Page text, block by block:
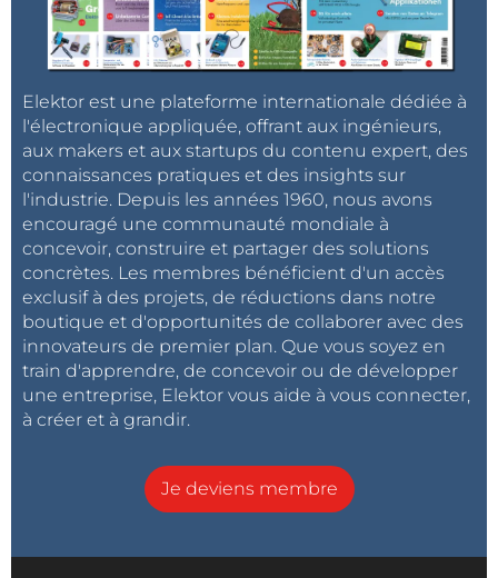
Elektor est une plateforme internationale dédiée à
l'électronique appliquée, offrant aux ingénieurs,
aux makers et aux startups du contenu expert, des
connaissances pratiques et des insights sur
l'industrie. Depuis les années 1960, nous avons
encouragé une communauté mondiale à
concevoir, construire et partager des solutions
concrètes. Les membres bénéficient d'un accès
exclusif à des projets, de réductions dans notre
boutique et d'opportunités de collaborer avec des
innovateurs de premier plan. Que vous soyez en
train d'apprendre, de concevoir ou de développer
une entreprise, Elektor vous aide à vous connecter,
à créer et à grandir.
Je deviens membre